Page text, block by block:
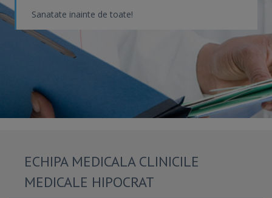
Sanatate inainte de toate!
ECHIPA MEDICALA CLINICILE
MEDICALE HIPOCRAT